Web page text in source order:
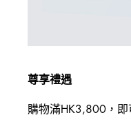
尊享禮遇
購物滿HK3,800，